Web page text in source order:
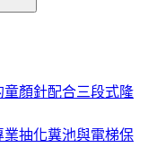
顏針配合三段式隆
抽化糞池與電梯保